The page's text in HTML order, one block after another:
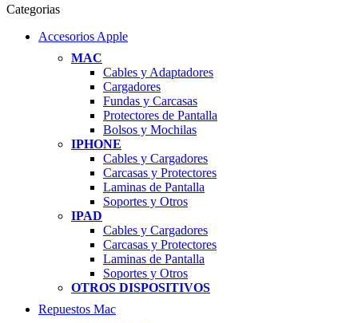
Categorias
Accesorios Apple
MAC
Cables y Adaptadores
Cargadores
Fundas y Carcasas
Protectores de Pantalla
Bolsos y Mochilas
IPHONE
Cables y Cargadores
Carcasas y Protectores
Laminas de Pantalla
Soportes y Otros
IPAD
Cables y Cargadores
Carcasas y Protectores
Laminas de Pantalla
Soportes y Otros
OTROS DISPOSITIVOS
Repuestos Mac